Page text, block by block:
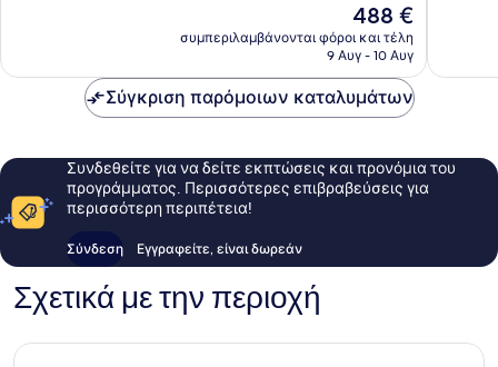
Η
τιμή
είναι
488 €
συμπεριλαμβάνονται φόροι και τέλη
9 Αυγ - 10 Αυγ
Σύγκριση παρόμοιων καταλυμάτων
Συνδεθείτε για να δείτε εκπτώσεις και προνόμια του
προγράμματος. Περισσότερες επιβραβεύσεις για
περισσότερη περιπέτεια!
Σύνδεση Εγγραφείτε, είναι δωρεάν
Σχετικά με την περιοχή